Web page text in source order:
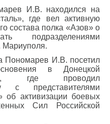
И.В. находился на
где вел активную
состава полка «Азов» о
подразделениями
Мариуполя.
Пономарев И.В. посетил
в Донецкой
где проводил
с представителями
об активизации боевых
Сил Российской